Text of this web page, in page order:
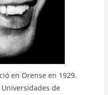
en Orense en 1929.
de